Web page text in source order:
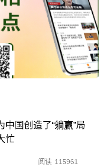
中国创造了“躺赢”局
忙
阅读 115961